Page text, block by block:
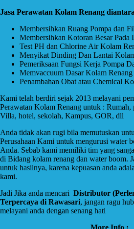
Jasa Perawatan Kolam Renang
Membersihkan Ruang Pompa dan
Membersihkan Kotoran Besar Pada
Test PH dan Chlorine Air Kolam
Menyikat Dinding Dan Lantai
Pemeriksaan Fungsi Kerja Pompa
Memvaccuum Dasar Kolam Renang
Penambahan Obat atau Chemical
Kami telah berdiri sejak 2013 melayani
Perawatan Kolam Renang untuk : Rumah,
Villa, hotel, sekolah, Kampus, GOR, dll
Anda tidak akan rugi bila memutuskan
Perusahaan Kami untuk mengurusi water
Anda. Sebab kami memiliki tim yang
di Bidang kolam renang dan water boom.
untuk hasilnya, karena kepuasan anda
kami.
Jadi Jika anda mencari Distributor
Terpercaya di Rawasari, jangan ragu
melayani anda dengan senang hati
More Info :